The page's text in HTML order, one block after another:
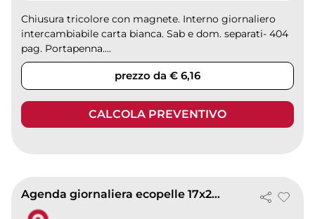
Chiusura tricolore con magnete. Interno giornaliero
intercambiabile carta bianca. Sab e dom. separati- 404
pag. Portapenna....
prezzo da € 6,16
CALCOLA PREVENTIVO
Agenda giornaliera ecopelle 17x24 cm con fibbia, astuccio e inserti